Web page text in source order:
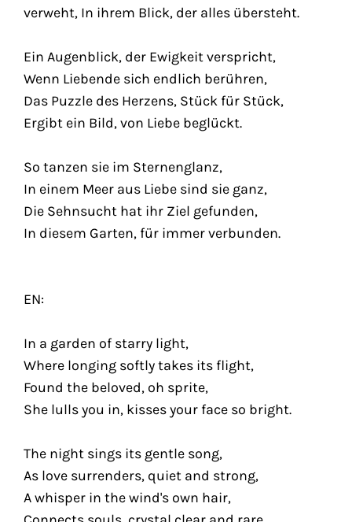
verweht, In ihrem Blick, der alles übersteht.
Ein Augenblick, der Ewigkeit verspricht,
Wenn Liebende sich endlich berühren,
Das Puzzle des Herzens, Stück für Stück,
Ergibt ein Bild, von Liebe beglückt.
So tanzen sie im Sternenglanz,
In einem Meer aus Liebe sind sie ganz,
Die Sehnsucht hat ihr Ziel gefunden,
In diesem Garten, für immer verbunden.
EN:
In a garden of starry light,
Where longing softly takes its flight,
Found the beloved, oh sprite,
She lulls you in, kisses your face so bright.
The night sings its gentle song,
As love surrenders, quiet and strong,
A whisper in the wind's own hair,